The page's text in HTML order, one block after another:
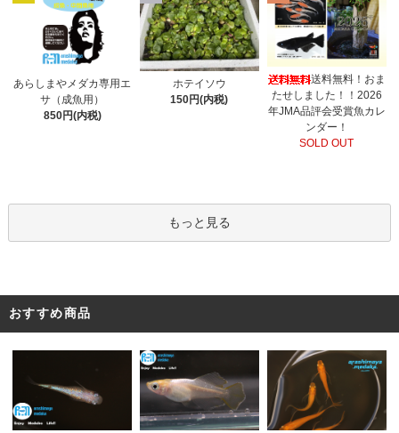
あらしまやメダカ専用エ
サ（成魚用）
850円(内税)
ホテイソウ
150円(内税)
送料無料！おま
たせしました！！2026
年JMA品評会受賞魚カレ
ンダー！
SOLD OUT
もっと見る
おすすめ商品